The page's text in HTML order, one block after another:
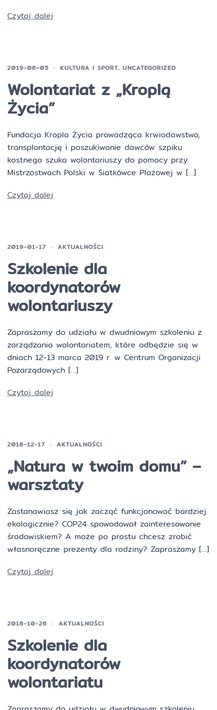
Czytaj dalej
2019-06-05 KULTURA I SPORT, UNCATEGORIZED
Wolontariat z „Kroplą
Życia”
Fundacja Kropla Życia prowadząca krwiodawstwo,
transplantację i poszukiwanie dawców szpiku
kostnego szuka wolontariuszy do pomocy przy
Mistrzostwach Polski w Siatkówce Plażowej w […]
Czytaj dalej
2019-01-17 AKTUALNOŚCI
Szkolenie dla
koordynatorów
wolontariuszy
Zapraszamy do udziału w dwudniowym szkoleniu z
zarządzania wolontariatem, które odbędzie się w
dniach 12-13 marca 2019 r. w Centrum Organizacji
Pozarządowych […]
Czytaj dalej
2018-12-17 AKTUALNOŚCI
„Natura w twoim domu” –
warsztaty
Zastanawiasz się jak zacząć funkcjonować bardziej
ekologicznie? COP24 spowodował zainteresowanie
środowiskiem? A może po prostu chcesz zrobić
własnoręczne prezenty dla rodziny? Zapraszamy […]
Czytaj dalej
2018-10-26 AKTUALNOŚCI
Szkolenie dla
koordynatorów
wolontariatu